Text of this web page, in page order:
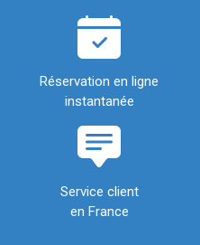
Réservation en ligne
instantanée
Service client
en France